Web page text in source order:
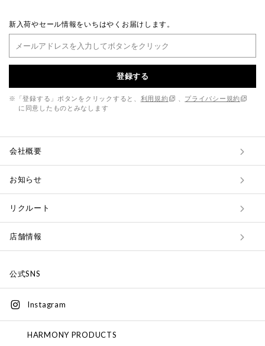
新入荷やセール情報をいちはやくお届けします。
登録する
※「登録する」ボタンをクリックすると、 利用規約
プライバシー規約
に同意したものとみなします
会社概要
お知らせ
リクルート
店舗情報
公式SNS
Instagram
HARMONY PRODUCTS